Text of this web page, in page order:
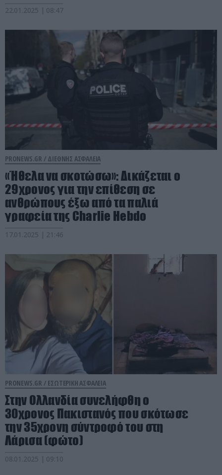
22.01.2025 | 08:47
PRONEWS.GR / ΔΙΕΘΝΗΣ ΑΣΦΑΛΕΙΑ
«Ήθελα να σκοτώσω»: Δικάζεται ο
29χρονος για την επίθεση σε
ανθρώπους έξω από τα παλιά
γραφεία της Charlie Hebdο
17.01.2025 | 21:46
PRONEWS.GR / ΕΣΩΤΕΡΙΚΗ ΑΣΦΑΛΕΙΑ
Στην Ολλανδία συνελήφθη ο
30χρονος Πακιστανός που σκότωσε
την 35χρονη σύντροφό του στη
Λάρισα (φώτο)
08.01.2025 | 09:10